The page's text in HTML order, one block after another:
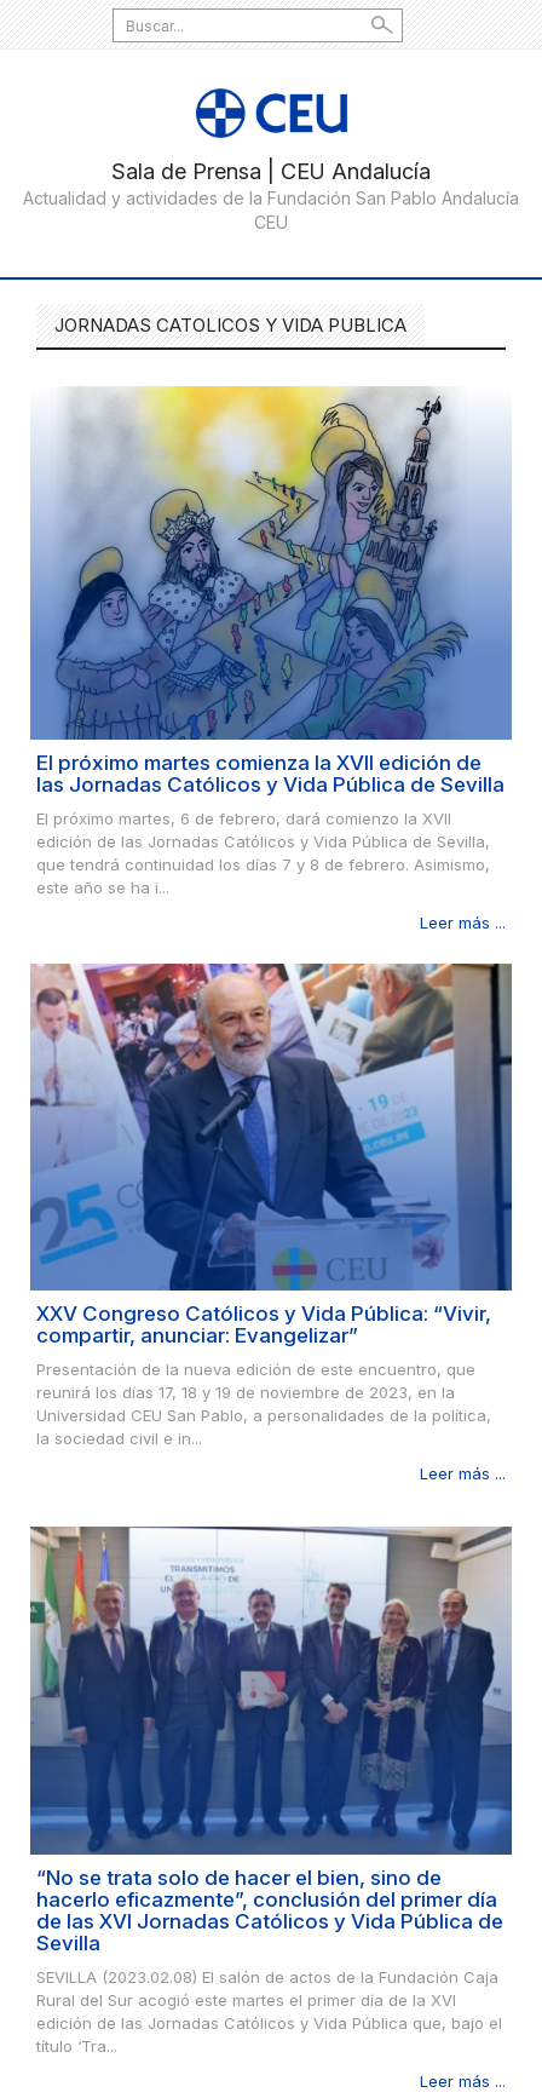
Search
for:
JORNADAS CATOLICOS Y VIDA PUBLICA
El próximo martes comienza la XVII edición de
las Jornadas Católicos y Vida Pública de Sevilla
El próximo martes, 6 de febrero, dará comienzo la XVII
edición de las Jornadas Católicos y Vida Pública de Sevilla,
que tendrá continuidad los días 7 y 8 de febrero. Asimismo,
este año se ha i...
Leer más ...
XXV Congreso Católicos y Vida Pública: “Vivir,
compartir, anunciar: Evangelizar”
Presentación de la nueva edición de este encuentro, que
reunirá los días 17, 18 y 19 de noviembre de 2023, en la
Universidad CEU San Pablo, a personalidades de la política,
la sociedad civil e in...
Leer más ...
“No se trata solo de hacer el bien, sino de
hacerlo eficazmente”, conclusión del primer día
de las XVI Jornadas Católicos y Vida Pública de
Sevilla
SEVILLA (2023.02.08) El salón de actos de la Fundación Caja
Rural del Sur acogió este martes el primer día de la XVI
edición de las Jornadas Católicos y Vida Pública que, bajo el
título ‘Tra...
Leer más ...